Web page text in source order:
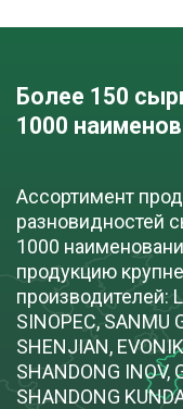
Более 150
1000
Ассортимент
разновидностей
1000
продукцию
производителей:
SINOPEC, SANMU
SHENJIAN,
SHANDONG INOV,
SHANDONG